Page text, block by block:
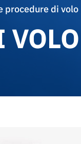
procedure di volo